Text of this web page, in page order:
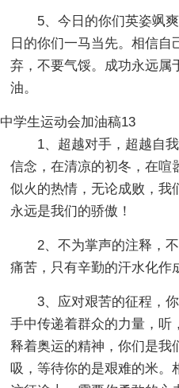
5、今日的你们英姿飒
日的你们一马当先。相信
弃，不要气馁。成功永远属
油。
中学生运动会加油稿13
1、超越对手，超越自
信念，在清凉的初冬，在喧
似火的热情，无论成败，我
永远是我们的骄傲！
2、不为掌声的注释，
痛苦，只有辛勤的汗水化作
3、应对艰苦的征程，
手中传递着群众的力量，听
释着奥运的精神，你们是我
吸，等待你的是艰难的米。